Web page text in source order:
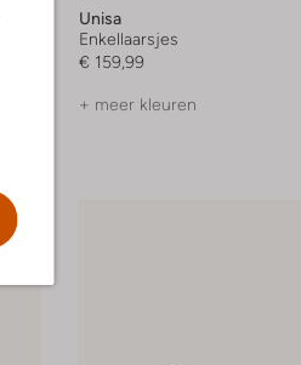
Unisa
Enkellaarsjes
€ 159,99
+ meer kleuren